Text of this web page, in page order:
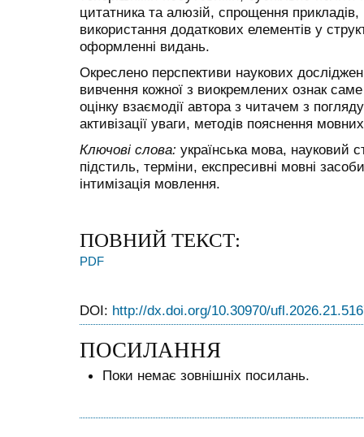
цитатника та алюзій, спрощення
використання додаткових елементів у
оформленні видань.
Окреслено перспективи наукових
вивчення кожної з виокремлених ознак
оцінку взаємодії автора з читачем з
активізації уваги, методів пояснення
Ключові слова: українська мова, науковий
підстиль, терміни, експресивні мовні
інтимізація мовлення.
ПОВНИЙ ТЕКСТ:
PDF
DOI: http://dx.doi.org/10.30970/
ПОСИЛАННЯ
Поки немає зовнішніх посилань.